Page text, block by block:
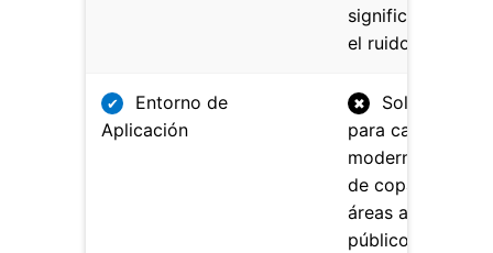
el ruido.
✔
Entorno de
Aplicación
✖
Solución
para cafeterías
modernas y
de copas con
áreas abiertas al
público.